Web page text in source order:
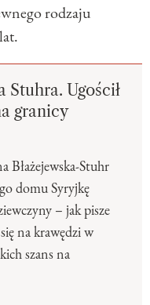
rodzaju
Stuhra. Ugościł
granicy
Błażejewska-Stuhr
domu Syryjkę
– jak pisze
na krawędzi w
szans na